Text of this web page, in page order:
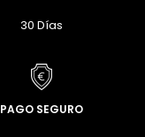
30 Días
PAGO SEGURO